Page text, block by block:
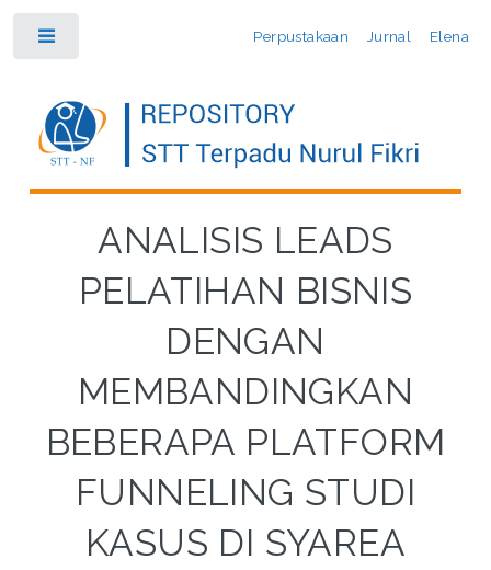
Perpustakaan Jurnal Elena
ANALISIS LEADS
PELATIHAN BISNIS
DENGAN
MEMBANDINGKAN
BEBERAPA PLATFORM
FUNNELING STUDI
KASUS DI SYAREA